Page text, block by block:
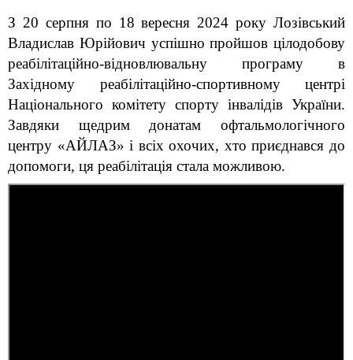
З 20 серпня по 18 вересня 2024 року Лозівський
Владислав Юрійович успішно пройшов цілодобову
реабілітаційно-відновлювальну програму в
Західному реабілітаційно-спортивному центрі
Національного комітету спорту інвалідів України.
Завдяки щедрим донатам офтальмологічного
центру «АЙЛАЗ» і всіх охочих, хто приєднався до
допомоги, ця реабілітація стала можливою.